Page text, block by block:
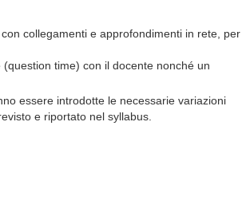
collegamenti e approfondimenti in rete, per
time) con il docente nonché un
essere introdotte le necessarie variazioni
e riportato nel syllabus.